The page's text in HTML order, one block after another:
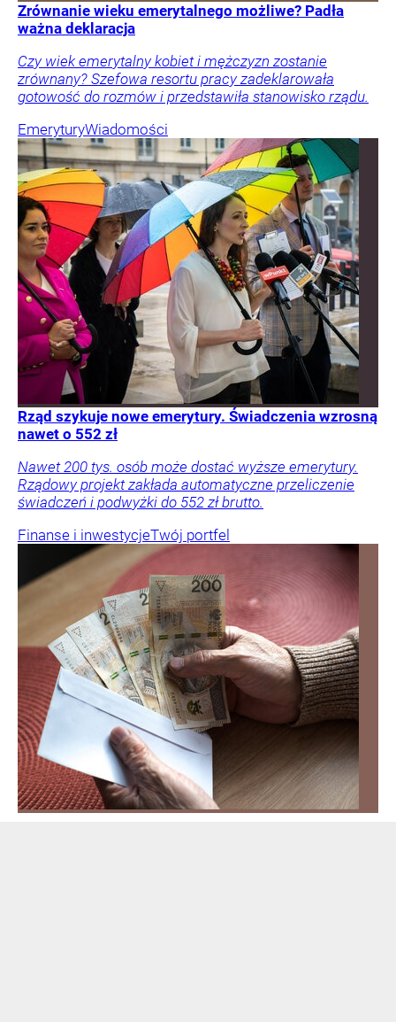
Zrównanie wieku emerytalnego możliwe? Padła
ważna deklaracja
Czy wiek emerytalny kobiet i mężczyzn zostanie
zrównany? Szefowa resortu pracy zadeklarowała
gotowość do rozmów i przedstawiła stanowisko rządu.
EmeryturyWiadomości
Rząd szykuje nowe emerytury. Świadczenia wzrosną
nawet o 552 zł
Nawet 200 tys. osób może dostać wyższe emerytury.
Rządowy projekt zakłada automatyczne przeliczenie
świadczeń i podwyżki do 552 zł brutto.
Finanse i inwestycjeTwój portfel